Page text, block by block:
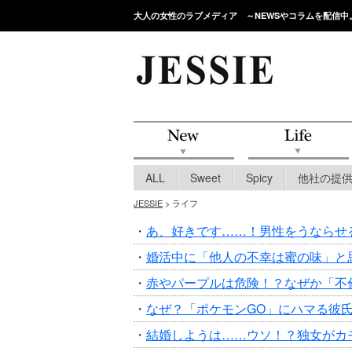
大人の女性のラブメディア ～NEWSやコラムを配信
ALL Sweet Spicy 他社の提
JESSIE > ライフ
・ あ、好きです……！男性をうならせ
・ 婚活中に「他人の不幸は蜜の味」
・ 赤やパープルは危険！？なぜか「
・ なぜ？「ポケモンGO」にハマる彼
・ 結婚しようは……ウソ！？独女がカ